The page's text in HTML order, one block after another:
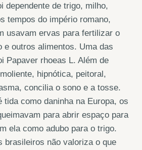
dependente de trigo, milho,
tempos do império romano,
usavam ervas para fertilizar o
e outros alimentos. Uma das
Papaver rhoeas L. Além de
hipnótica, peitoral,
concilia o sono e a tosse.
tida como daninha na Europa, os
para abrir espaço para
ela como adubo para o trigo.
brasileiros não valoriza o que